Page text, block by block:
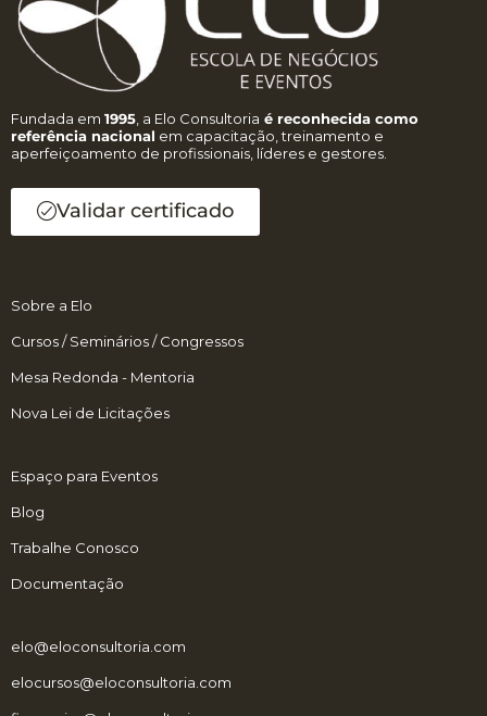
Fundada em 1995 , a Elo Consultoria é reconhecida como
referência nacional em capacitação, treinamento e
aperfeiçoamento de profissionais, líderes e gestores.
Validar certificado
Sobre a Elo
Cursos / Seminários / Congressos
Mesa Redonda - Mentoria
Nova Lei de Licitações
Espaço para Eventos
Blog
Trabalhe Conosco
Documentação
elo@eloconsultoria.com
elocursos@eloconsultoria.com